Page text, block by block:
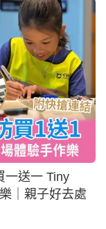
一送一 Tiny
｜親子好去處